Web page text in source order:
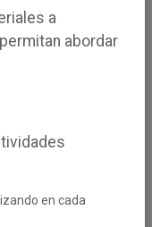
a
abordar
en cada